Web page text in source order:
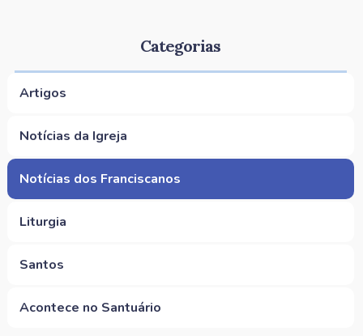
Categorias
Artigos
Notícias da Igreja
Notícias dos Franciscanos
Liturgia
Santos
Acontece no Santuário